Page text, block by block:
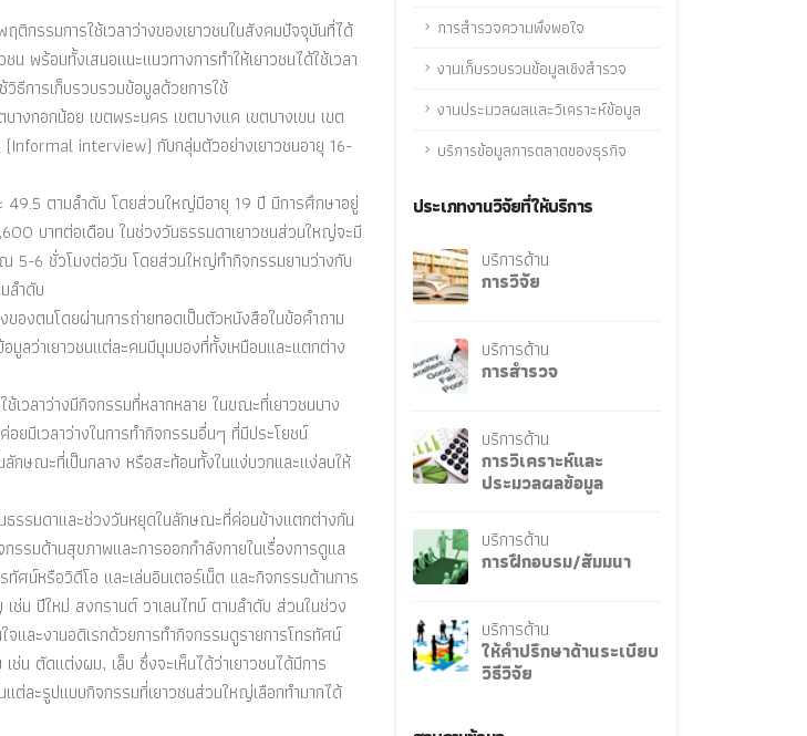
กรรมการใช้เวลาว่างของเยาวชนในสังคมปัจจุบันที่ได้
พร้อมทั้งเสนอแนะแนวทางการทำให้เยาวชนได้ใช้เวลา
ธีการเก็บรวบรวมข้อมูลด้วยการใช้
งกอกน้อย เขตพระนคร เขตบางแค เขตบางเขน เขต
interview) กับกลุ่มตัวอย่างเยาวชนอายุ 16-
ตามลำดับ โดยส่วนใหญ่มีอายุ 19 ปี มีการศึกษาอยู่
บาทต่อเดือน ในช่วงวันธรรมดาเยาวชนส่วนใหญ่จะมี
5-6 ชั่วโมงต่อวัน โดยส่วนใหญ่ทำกิจกรรมยามว่างกับ
ลำดับ
ของตนโดยผ่านการถ่ายทอดเป็นตัวหนังสือในข้อคำถาม
ลว่าเยาวชนแต่ละคนมีมุมมองที่ทั้งเหมือนและแตกต่าง
เวลาว่างมีกิจกรรมที่หลากหลาย ในขณะที่เยาวชนบาง
ยมีเวลาว่างในการทำกิจกรรมอื่นๆ ที่มีประโยชน์
ลักษณะที่เป็นกลาง หรือสะท้อนทั้งในแง่บวกและแง่ลบให้
ธรรมดาและช่วงวันหยุดในลักษณะที่ค่อนข้างแตกต่างกัน
รมด้านสุขภาพและการออกกำลังกายในเรื่องการดูแล
ศน์หรือวิดีโอ และเล่นอินเตอร์เน็ต และกิจกรรมด้านการ
น ปีใหม่ สงกรานต์ วาเลนไทน์ ตามลำดับ ส่วนในช่วง
และงานอดิเรกด้วยการทำกิจกรรมดูรายการโทรทัศน์
น ตัดแต่งผม, เล็บ ซึ่งจะเห็นได้ว่าเยาวชนได้มีการ
ต่ละรูปแบบกิจกรรมที่เยาวชนส่วนใหญ่เลือกทำมากได้
การสำรวจความพึงพอใจ
งานเก็บรวบรวมข้อมูลเชิงสำรวจ
งานประมวลผลและวิเคราะห์ข้อมูล
บริการข้อมูลการตลาดของธุรกิจ
ประเภทงานวิจัยที่ให้บริการ
บริการด้าน
การวิจัย
บริการด้าน
การสำรวจ
บริการด้าน
การวิเคราะห์และ
ประมวลผลข้อมูล
บริการด้าน
การฝึกอบรม/สัมมนา
บริการด้าน
ให้คำปรึกษาด้านระเบียบ
วิธีวิจัย